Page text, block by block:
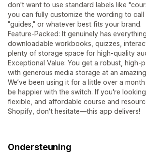
don't want to use standard labels like
you can fully customize the wording to call
"guides," or whatever best fits your brand.
Feature-Packed: It genuinely has
downloadable workbooks, quizzes,
plenty of storage space for high-quality
Exceptional Value: You get a robust, high-
with generous media storage at an
We’ve been using it for a little over a
be happier with the switch. If you're
flexible, and affordable course and
Shopify, don't hesitate—this app delivers!
Ondersteuning